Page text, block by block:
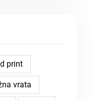
print
vrata